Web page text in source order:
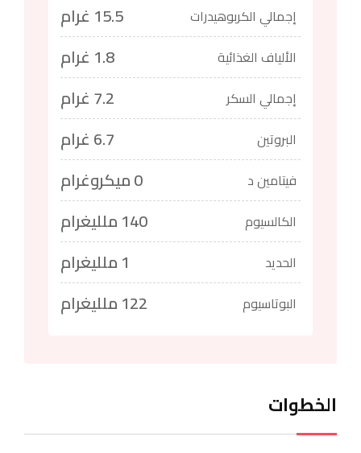
إجمالي الكربوهيدرات 15.5 غرام
الألياف الغذائية 1.8 غرام
إجمالي السكر 7.2 غرام
البروتين 6.7 غرام
فيتامين د
الكالسيوم 140 ملليغرام
الحديد
البوتاسيوم 122 ملليغرام
الخطوات